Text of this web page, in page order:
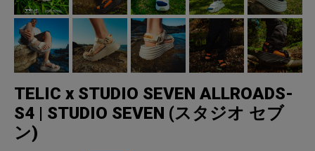
TELIC x STUDIO SEVEN ALLROADS-
S4 | STUDIO SEVEN (スタジオ セブ
ン)